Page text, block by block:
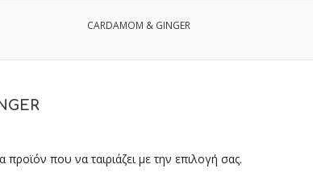
CARDAMOM & GINGER
που να ταιριάζει με την επιλογή σας.